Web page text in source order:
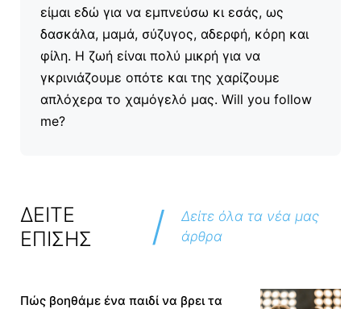
είμαι εδώ για να εμπνεύσω κι εσάς, ως
δασκάλα, μαμά, σύζυγος, αδερφή, κόρη και
φίλη. Η ζωή είναι πολύ μικρή για να
γκρινιάζουμε οπότε και της χαρίζουμε
απλόχερα το χαμόγελό μας. Will you follow
me?
ΔΕΙΤΕ
ΕΠΙΣΗΣ
/
Δείτε όλα τα νέα μας
άρθρα
Πώς βοηθάμε ένα παιδί να βρει τα